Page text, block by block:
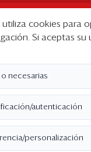
cookies para
Si aceptas su
necesarias
autenticación
personalización